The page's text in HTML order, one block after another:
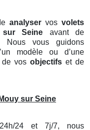
analyservos volets
Seine avant de
Nous vous guidons
modèle ou d’une
de vos objectifset de
sur Seine
24 et 7j/7, nous